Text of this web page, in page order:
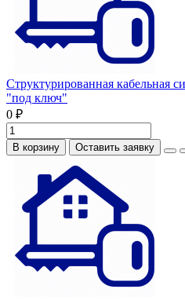
Структурированная кабельная
"под ключ"
0 ₽
В корзину Оставить заявку